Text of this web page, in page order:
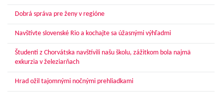
Dobrá správa pre ženy v regióne
Navštívte slovenské Rio a kochajte sa úžasnými výhľadmi
Študenti z Chorvátska navštívili našu školu, zážitkom bola najmä
exkurzia v železiarňach
Hrad ožil tajomnými nočnými prehliadkami